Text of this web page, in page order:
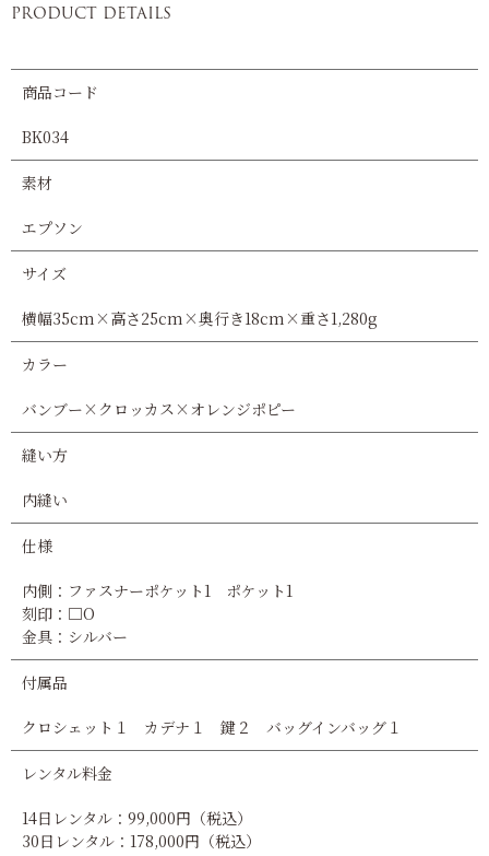
PRODUCT DETAILS
商品コード
BK034
素材
エプソン
サイズ
横幅35cm×高さ25cm×奥行き18cm×重さ1,280g
カラー
バンブー×クロッカス×オレンジポピー
縫い方
内縫い
仕様
内側：ファスナーポケット1 ポケット1
刻印：□O
金具：シルバー
付属品
クロシェット１ カデナ１ 鍵２ バッグインバッグ１
レンタル料金
14日レンタル：99,000円（税込）
30日レンタル：178,000円（税込）